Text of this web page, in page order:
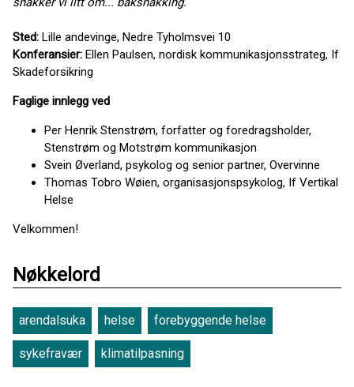
Sted: Lille andevinge, Nedre Tyholmsvei 10
Konferansier: Ellen Paulsen, nordisk kommunikasjonsstrateg, If
Skadeforsikring
Faglige innlegg ved
Per Henrik Stenstrøm, forfatter og foredragsholder,
Stenstrøm og Motstrøm kommunikasjon
Svein Øverland, psykolog og senior partner, Overvinne
Thomas Tobro Wøien, organisasjonspsykolog, If Vertikal
Helse
Velkommen!
Nøkkelord
arendalsuka helse forebyggende helse
sykefravær klimatilpasning